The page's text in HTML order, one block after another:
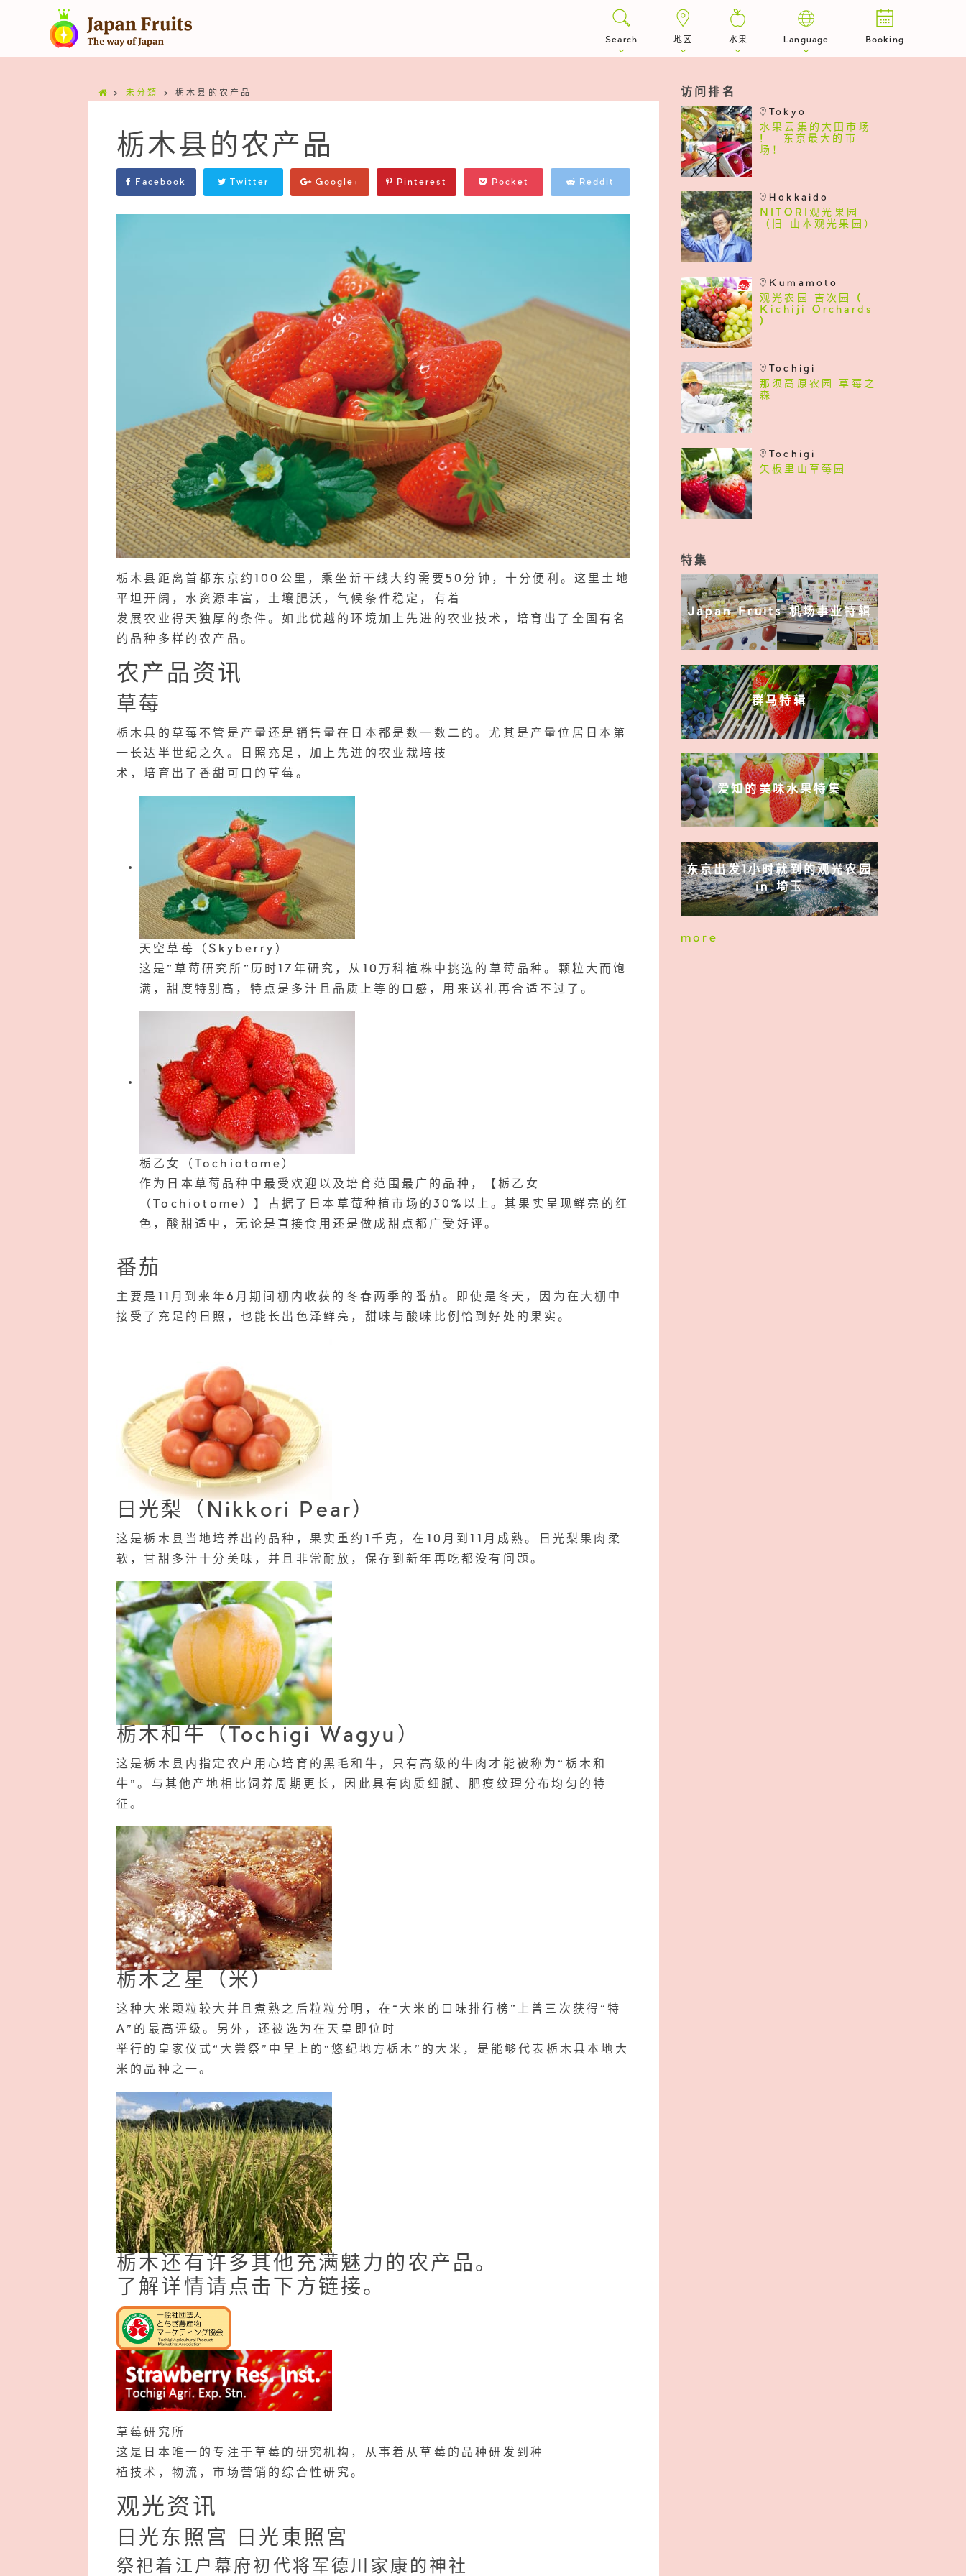
Search 地区 水果 Language Booking
> 未分類 >栃木县的农产品
栃木县的农产品
Facebook Twitter Google+ Pinterest Pocket Reddit
栃木县距离首都东京约100公里，乘坐新干线大约需要50分钟，十分便利。这里土地
平坦开阔，水资源丰富，土壤肥沃，气候条件稳定，有着
发展农业得天独厚的条件。如此优越的环境加上先进的农业技术，培育出了全国有名
的品种多样的农产品。
农产品资讯
草莓
栃木县的草莓不管是产量还是销售量在日本都是数一数二的。尤其是产量位居日本第
一长达半世纪之久。日照充足，加上先进的农业栽培技
术，培育出了香甜可口的草莓。
天空草苺（Skyberry）
这是”草莓研究所”历时17年研究，从10万科植株中挑选的草莓品种。颗粒大而饱
满，甜度特别高，特点是多汁且品质上等的口感，用来送礼再合适不过了。
栃乙女（Tochiotome）
作为日本草莓品种中最受欢迎以及培育范围最广的品种，【栃乙女
（Tochiotome）】占据了日本草莓种植市场的30%以上。其果实呈现鲜亮的红
色，酸甜适中，无论是直接食用还是做成甜点都广受好评。
番茄
主要是11月到来年6月期间棚内收获的冬春两季的番茄。即使是冬天，因为在大棚中
接受了充足的日照，也能长出色泽鲜亮，甜味与酸味比例恰到好处的果实。
日光梨（Nikkori Pear）
这是栃木县当地培养出的品种，果实重约1千克，在10月到11月成熟。日光梨果肉柔
软，甘甜多汁十分美味，并且非常耐放，保存到新年再吃都没有问题。
栃木和牛（Tochigi Wagyu）
这是栃木县内指定农户用心培育的黑毛和牛，只有高级的牛肉才能被称为“栃木和
牛”。与其他产地相比饲养周期更长，因此具有肉质细腻、肥瘦纹理分布均匀的特
征。
栃木之星（米）
这种大米颗粒较大并且煮熟之后粒粒分明，在“大米的口味排行榜”上曾三次获得“特
A”的最高评级。另外，还被选为在天皇即位时
举行的皇家仪式“大尝祭”中呈上的“悠纪地方栃木”的大米，是能够代表栃木县本地大
米的品种之一。
栃木还有许多其他充满魅力的农产品。
了解详情请点击下方链接。
草莓研究所
这是日本唯一的专注于草莓的研究机构，从事着从草莓的品种研发到种
植技术，物流，市场营销的综合性研究。
观光资讯
日光东照宫 日光東照宮
祭祀着江户幕府初代将军德川家康的神社
访问排名
Tokyo
水果云集的大田市场
! 东京最大的市
场！
Hokkaido
NITORI观光果园
（旧 山本观光果园）
Kumamoto
观光农园 吉次园 (
Kichiji Orchards
)
Tochigi
那须高原农园 草莓之
森
Tochigi
矢板里山草莓园
特集
Japan Fruits 机场事业特辑
群马特辑
爱知的美味水果特集
东京出发1小时就到的观光农园
in 埼玉
more